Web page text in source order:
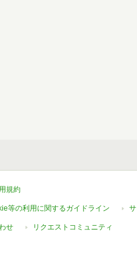
規約
等の利用に関するガイドライン
せ リクエストコミュニティ